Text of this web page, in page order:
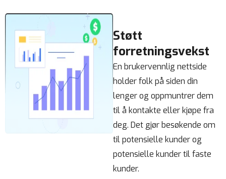
Støtt
forretningsvekst
En brukervennlig nettside
holder folk på siden din
lenger og oppmuntrer dem
til å kontakte eller kjøpe fra
deg. Det gjør besøkende om
til potensielle kunder og
potensielle kunder til faste
kunder.